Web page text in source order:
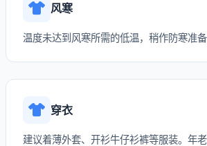
风寒
温度未达到风寒所需的低温，稍作防寒准备
穿衣
建议着薄外套、开衫牛仔衫裤等服装。年